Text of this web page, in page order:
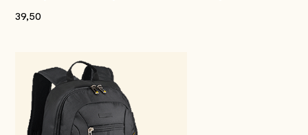
39,50